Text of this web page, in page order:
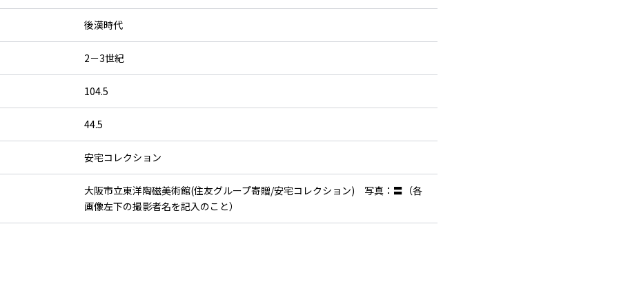
後漢時代
2－3世紀
104.5
44.5
安宅コレクション
大阪市立東洋陶磁美術館(住友グループ寄贈/安宅コレクション) 写真：〓（各
画像左下の撮影者名を記入のこと）